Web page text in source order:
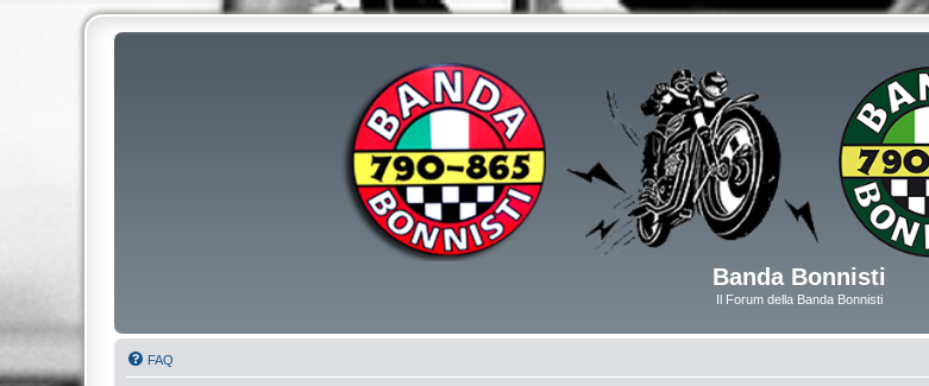
Banda Bonnisti
Il Forum della Banda Bonnisti
FAQ